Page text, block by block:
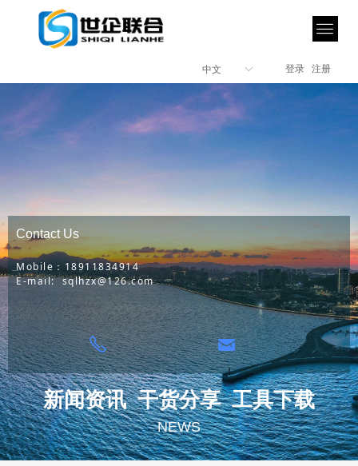
ꀅ
中文 登录 注册
新闻资讯 干货分享 工具下载
NEWS
Contact Us
Mobile：18911834914
E-mail: sqlhzx@126.com
ꂅ 낂